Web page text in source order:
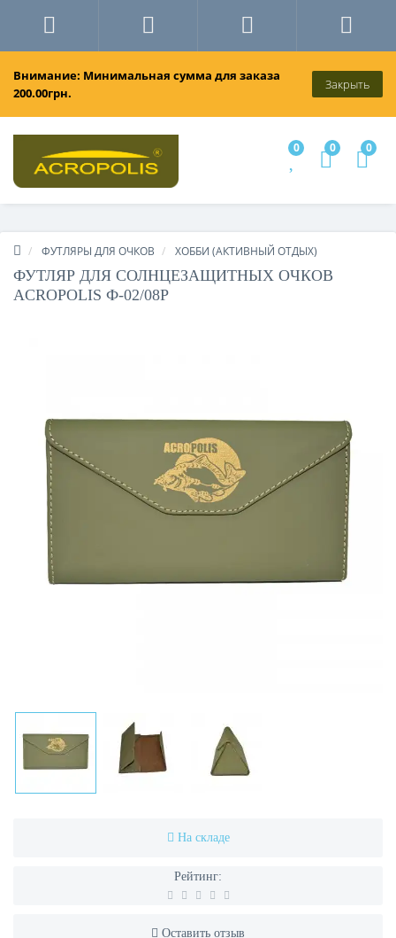
Внимание: Минимальная сумма для заказа
200.00грн.
Закрыть
0 0 0
ФУТЛЯРЫ ДЛЯ ОЧКОВ ХОББИ (АКТИВНЫЙ ОТДЫХ)
ФУТЛЯР ДЛЯ СОЛНЦЕЗАЩИТНЫХ ОЧКОВ
ACROPOLIS Ф-02/08Р
На складе
Рейтинг:
Оставить отзыв